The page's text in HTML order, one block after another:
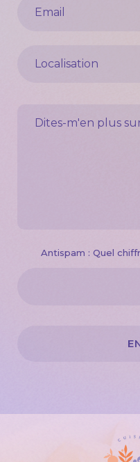
Antispam : Quel